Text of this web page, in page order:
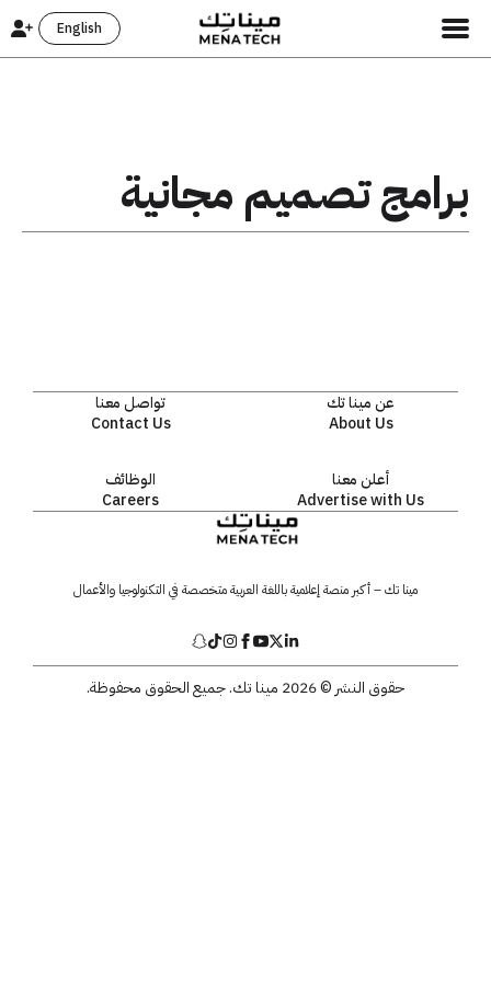
English
برامج تصميم مجانية
عن مينا تك
About Us
تواصل معنا
Contact Us
أعلن معنا
Advertise with Us
الوظائف
Careers
مينا تك – أكبر منصة إعلامية باللغة العربية متخصصة في التكنولوجيا والأعمال
حقوق النشر © 2026 مينا تك. جميع الحقوق محفوظة.